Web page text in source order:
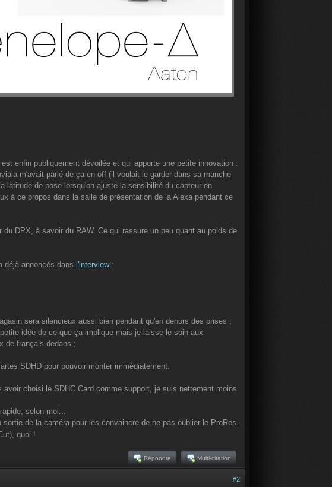
enfin publiquement dévoilée et qui apporte une petite innovation :
m'avait parlé de ça en off (il voulait le garder dans sa manche
latitude de pose lorsqu'on ajuste la sensibilité du capteur en
à ce propos dans la salle de présentation de la Alexa pendant ce
DPX, à savoir du RAW. Ce qui rassure un peu quant au poids de
déjà annoncés dans l'interview:
sera silencieux aussi bien pendant qu'en dehors des prises ;
idée de ce que ça implique mais je laisse le soin aux
de français dedans ;
SDHD pour pouvoir monter immédiatement.
choisi le SDHC Card comme support, je suis nettement moins
selon moi...
de la caméra pour les convaincre de ne pas oublier le ProRes.
quoi !
Multi-citation
Répondre
#2